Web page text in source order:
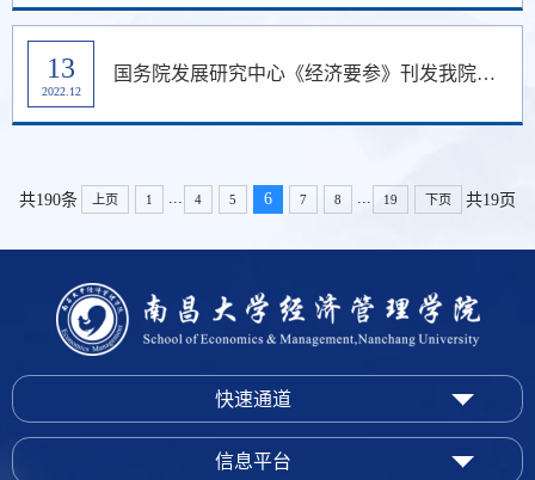
13
2022.12
国务院发展研究中心《经济要参》刊发我院研究成果
共190条 上页 1 ... 4 5 6 7 8 ... 19 下页 共19页
快速通道
信息平台